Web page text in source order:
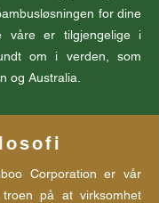
for dine
våre er tilgjengelige i
om i verden, som
og Australia.
Corporation er vår
på at virksomhet